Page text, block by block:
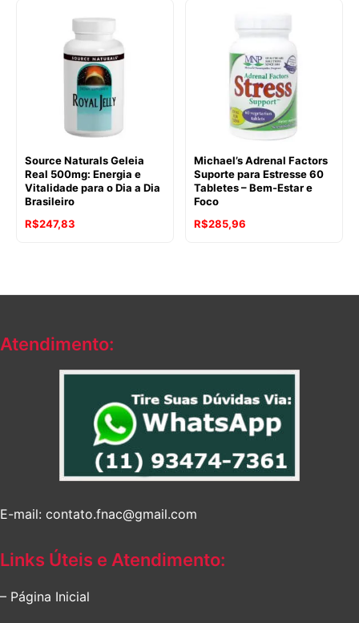
Source Naturals Geleia
Real 500mg: Energia e
Vitalidade para o Dia a Dia
Brasileiro
R$247,83
Michael’s Adrenal Factors
Suporte para Estresse 60
Tabletes – Bem-Estar e
Foco
R$285,96
Atendimento:
E-mail: contato.fnac@gmail.com
Links Úteis e Atendimento:
– Página Inicial